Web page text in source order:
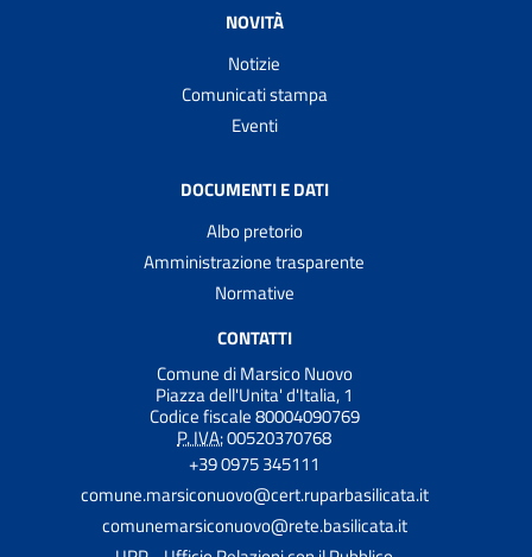
NOVITÀ
Notizie
Comunicati stampa
Eventi
DOCUMENTI E DATI
Albo pretorio
Amministrazione trasparente
Normative
CONTATTI
Comune di Marsico Nuovo
Piazza dell'Unita' d'Italia, 1
Codice fiscale 80004090769
P. IVA:00520370768
+39 0975 345111
comune.marsiconuovo@cert.ruparbasilicata.it
comunemarsiconuovo@rete.basilicata.it